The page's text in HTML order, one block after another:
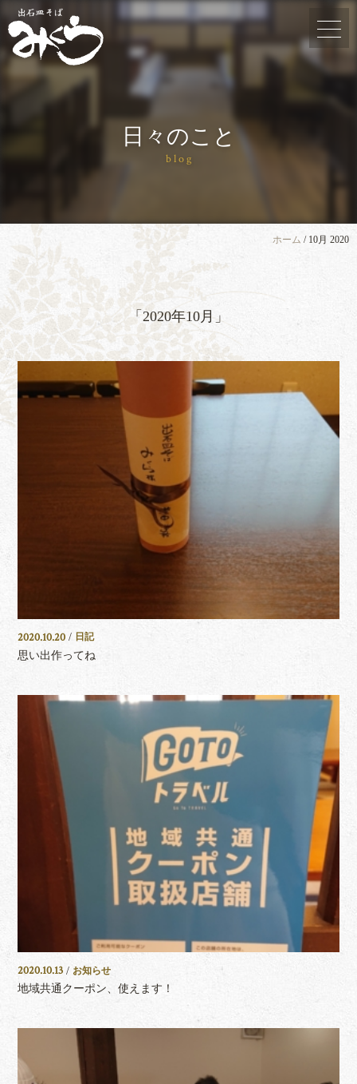
日々のこと
blog
ホーム / 10月 2020
「2020年10月」
2020.10.20 / 日記
思い出作ってね
2020.10.13 / お知らせ
地域共通クーポン、使えます！